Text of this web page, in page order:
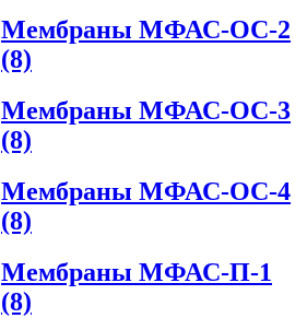
Мембраны МФАС-ОС-2
(8)
Мембраны МФАС-ОС-3
(8)
Мембраны МФАС-ОС-4
(8)
Мембраны МФАС-П-1
(8)